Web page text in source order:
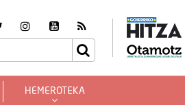
HEMEROTEKA